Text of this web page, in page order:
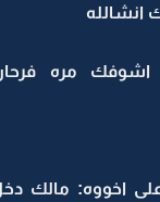
انشالله
مره
اخووه: مالك